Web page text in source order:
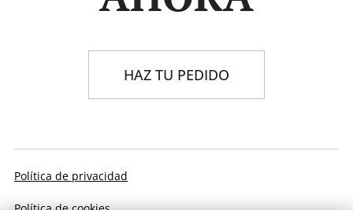
HAZ TU PEDIDO
Política de privacidad